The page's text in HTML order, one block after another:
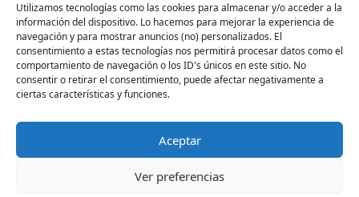
Utilizamos tecnologías como las cookies para almacenar y/o acceder a la
información del dispositivo. Lo hacemos para mejorar la experiencia de
navegación y para mostrar anuncios (no) personalizados. El
consentimiento a estas tecnologías nos permitirá procesar datos como el
comportamiento de navegación o los ID's únicos en este sitio. No
consentir o retirar el consentimiento, puede afectar negativamente a
ciertas características y funciones.
Aceptar
Ver preferencias
Jaén
Setenil de las Bodegas
Frigiliana
Pueblos bonitos en Aragón